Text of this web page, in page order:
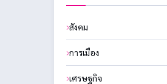
สังคม
การเมือง
เศรษฐกิจ